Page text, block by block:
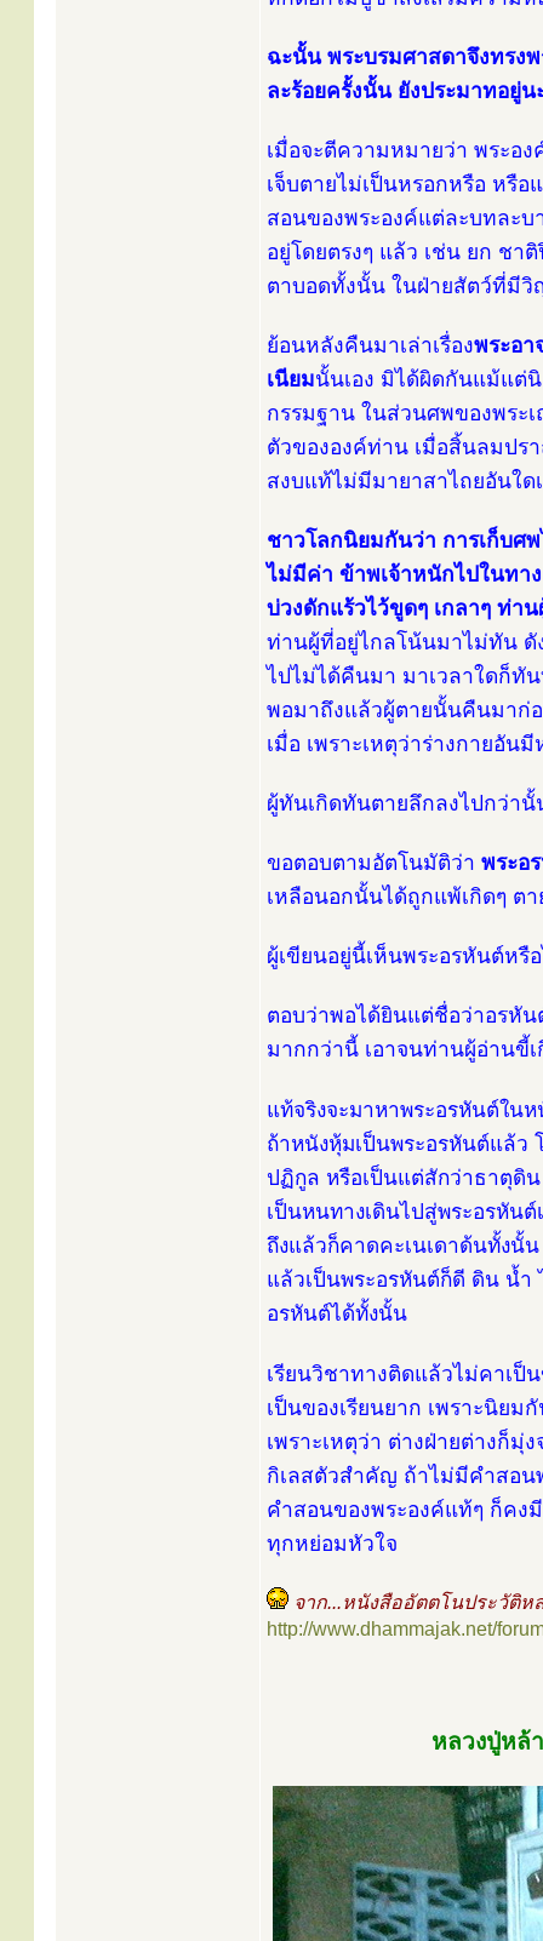
ฉะนั้น พระบรมศาสดาจึงทรง
ละร้อยครั้งนั้น ยังประมาทอยู่
เมื่อจะตีความหมายว่า พระอ
เจ็บตายไม่เป็นหรอกหรือ หรื
สอนของพระองค์แต่ละบทละ
อยู่โดยตรงๆ แล้ว เช่น ยก ชา
ตาบอดทั้งนั้น ในฝ่ายสัตว์ที่มี
ย้อนหลังคืนมาเล่าเรื่องพระอา
เนียมนั้นเอง มิได้ผิดกันแม้แต่
กรรมฐาน ในส่วนศพของพระ
ตัวขององค์ท่าน เมื่อสิ้นลมปร
สงบแท้ไม่มีมายาสาไถยอันใด
ชาวโลกนิยมกันว่า การเก็บศพ
ไม่มีค่า ข้าพเจ้าหนักไปในทาง
บ่วงดักแร้วไว้ขูดๆ เกลาๆ ท่า
ท่านผู้ที่อยู่ไกลโน้นมาไม่ทัน ดั
ไปไม่ได้คืนมา มาเวลาใดก็ทั
พอมาถึงแล้วผู้ตายนั้นคืนมาก่อ
เมื่อ เพราะเหตุว่าร่างกายอั
ผู้ทันเกิดทันตายลึกลงไปกว่า
ขอตอบตามอัตโนมัติว่า พระอ
เหลือนอกนั้นได้ถูกแพ้เกิดๆ ต
ผู้เขียนอยู่นี้เห็นพระอรหันต์หรื
ตอบว่าพอได้ยินแต่ชื่อว่าอรหัน
มากกว่านี้ เอาจนท่านผู้อ่านขี้
แท้จริงจะมาหาพระอรหันต์ใน
ถ้าหนังหุ้มเป็นพระอรหันต์แล้ว
ปฏิกูล หรือเป็นแต่สักว่าธาตุดิ
เป็นหนทางเดินไปสู่พระอรหัน
ถึงแล้วก็คาดคะเนเดาด้นทั้งนั้น
แล้วเป็นพระอรหันต์ก็ดี ดิน น้
อรหันต์ได้ทั้งนั้น
เรียนวิชาทางติดแล้วไม่คาเป็
เป็นของเรียนยาก เพราะนิยม
เพราะเหตุว่า ต่างฝ่ายต่างก็มุ่
กิเลสตัวสำคัญ ถ้าไม่มีคำสอน
คำสอนของพระองค์แท้ๆ ก็คง
ทุกหย่อมหัวใจ
จาก...หนังสืออัตตโนประวัติห
http://www.dhammajak.net/
หลวงปู่หล้